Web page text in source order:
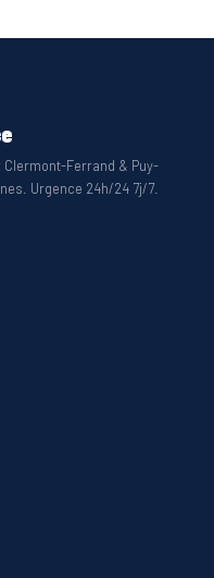
Clermont-Ferrand & Puy-
Urgence 24h/24 7j/7.